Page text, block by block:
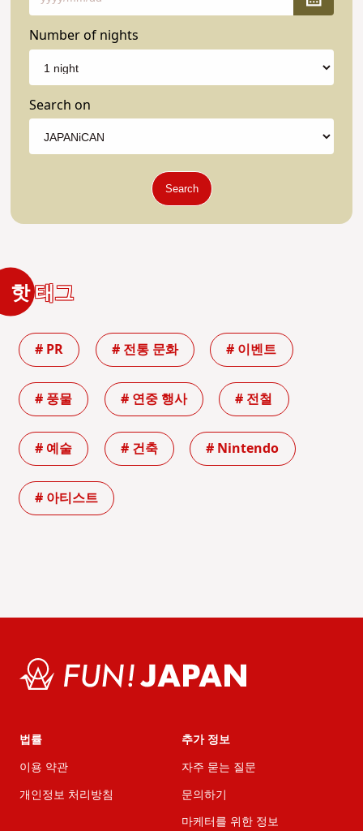
Number of nights
Search on
Search
핫 태그
# PR # 전통 문화 # 이벤트
# 풍물 # 연중 행사 # 전철
# 예술 # 건축 # Nintendo
# 아티스트
법률
이용 약관
개인정보 처리방침
추가 정보
자주 묻는 질문
문의하기
마케터를 위한 정보